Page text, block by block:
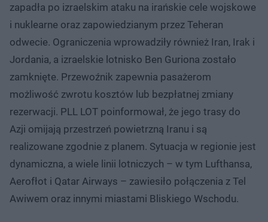
zapadła po izraelskim ataku na irańskie cele wojskowe
i nuklearne oraz zapowiedzianym przez Teheran
odwecie. Ograniczenia wprowadziły również Iran, Irak i
Jordania, a izraelskie lotnisko Ben Guriona zostało
zamknięte. Przewoźnik zapewnia pasażerom
możliwość zwrotu kosztów lub bezpłatnej zmiany
rezerwacji. PLL LOT poinformował, że jego trasy do
Azji omijają przestrzeń powietrzną Iranu i są
realizowane zgodnie z planem. Sytuacja w regionie jest
dynamiczna, a wiele linii lotniczych – w tym Lufthansa,
Aerofłot i Qatar Airways – zawiesiło połączenia z Tel
Awiwem oraz innymi miastami Bliskiego Wschodu.